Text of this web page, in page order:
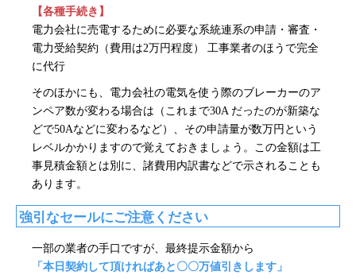
【各種手続き】
電力会社に売電するために必要な系統連系の申請・審査・
電力受給契約（費用は2万円程度） 工事業者のほうで完全
に代行
そのほかにも、電力会社の電気を使う際のブレーカーのア
ンペア数が変わる場合は（これまで30A だったのが新築な
どで50Aなどに変わるなど）、その申請量が数万円という
レベルかかりますので覚えておきましょう。この金額は工
事見積金額とは別に、諸費用内訳書などで示されることも
あります。
強引なセールにご注意ください
一部の業者の手口ですが、最終提示金額から
「本日契約して頂ければあと〇〇万値引きします」